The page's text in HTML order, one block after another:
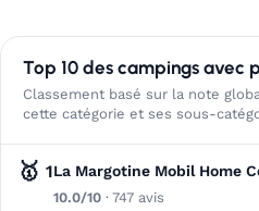
Top 10 des campings avec
Classement basé sur la note
cette catégorie et ses sous-
🥇 1La Margotine Mobil Home
10.0/10 · 747 avis